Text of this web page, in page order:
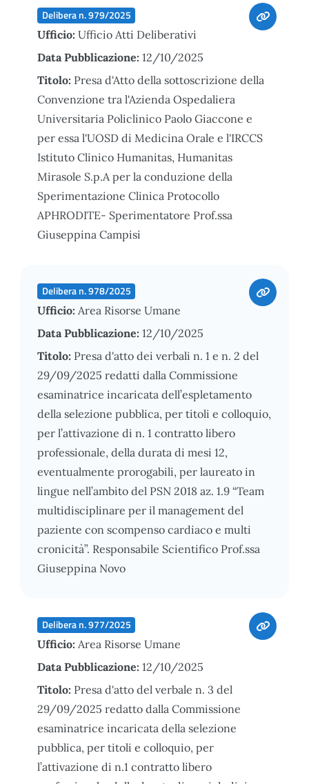
Delibera n. 979/2025
Ufficio: Ufficio Atti Deliberativi
Data Pubblicazione: 12/10/2025
Titolo: Presa d'Atto della sottoscrizione della
Convenzione tra l'Azienda Ospedaliera
Universitaria Policlinico Paolo Giaccone e
per essa l'UOSD di Medicina Orale e l'IRCCS
Istituto Clinico Humanitas, Humanitas
Mirasole S.p.A per la conduzione della
Sperimentazione Clinica Protocollo
APHRODITE- Sperimentatore Prof.ssa
Giuseppina Campisi
Delibera n. 978/2025
Ufficio: Area Risorse Umane
Data Pubblicazione: 12/10/2025
Titolo: Presa d'atto dei verbali n. 1 e n. 2 del
29/09/2025 redatti dalla Commissione
esaminatrice incaricata dell’espletamento
della selezione pubblica, per titoli e colloquio,
per l’attivazione di n. 1 contratto libero
professionale, della durata di mesi 12,
eventualmente prorogabili, per laureato in
lingue nell’ambito del PSN 2018 az. 1.9 “Team
multidisciplinare per il management del
paziente con scompenso cardiaco e multi
cronicità”. Responsabile Scientifico Prof.ssa
Giuseppina Novo
Delibera n. 977/2025
Ufficio: Area Risorse Umane
Data Pubblicazione: 12/10/2025
Titolo: Presa d'atto del verbale n. 3 del
29/09/2025 redatto dalla Commissione
esaminatrice incaricata della selezione
pubblica, per titoli e colloquio, per
l’attivazione di n.1 contratto libero